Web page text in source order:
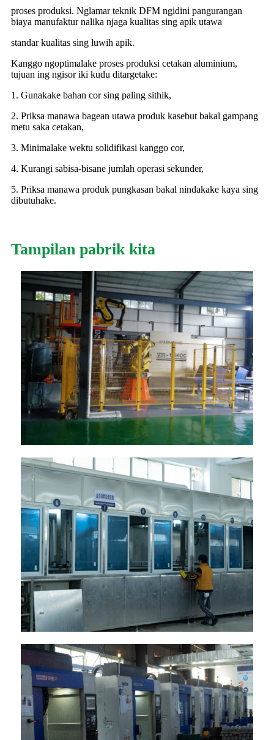
proses produksi. Nglamar teknik DFM ngidini pangurangan
biaya manufaktur nalika njaga kualitas sing apik utawa
standar kualitas sing luwih apik.
Kanggo ngoptimalake proses produksi cetakan aluminium,
tujuan ing ngisor iki kudu ditargetake:
1. Gunakake bahan cor sing paling sithik,
2. Priksa manawa bagean utawa produk kasebut bakal gampang
metu saka cetakan,
3. Minimalake wektu solidifikasi kanggo cor,
4. Kurangi sabisa-bisane jumlah operasi sekunder,
5. Priksa manawa produk pungkasan bakal nindakake kaya sing
dibutuhake.
Tampilan pabrik kita